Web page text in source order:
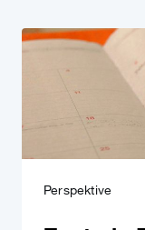
Perspektive